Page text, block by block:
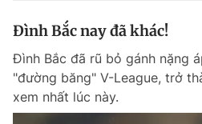
Đình Bắc nay đã khác!
Đình Bắc đã rũ bỏ gánh nặng
"đường băng" V-League, trở
xem nhất lúc này.